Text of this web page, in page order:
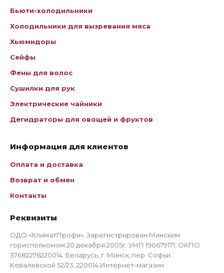
Бьюти-холодильники
Холодильники для вызревания мяса
Хьюмидоры
Сейфы
Фены для волос
Сушилки для рук
Электрические чайники
Дегидраторы для овощей и фруктов
Информация для клиентов
Оплата и доставка
Возврат и обмен
Контакты
Реквизиты
ОДО «КлиматПрофи». Зарегистрирован Минским
горисполкомом 20 декабря 2005г. УНП 190679171, ОКПО
37682276220014. Беларусь, г. Минск, пер. Софьи
Ковалевской 52/23, 220014 Интернет-магазин